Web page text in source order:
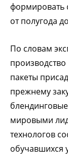
формировать
от полугода
По словам
пакеты
прежнему
мировыми
технологов
обучавшихся